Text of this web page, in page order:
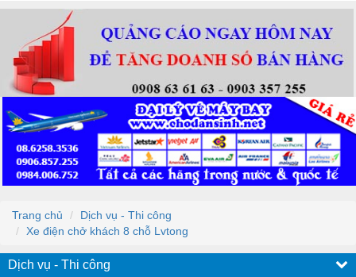
Trang chủ
Dịch vụ - Thi công
Xe điện chở khách 8 chỗ Lvtong
Dịch vụ - Thi công